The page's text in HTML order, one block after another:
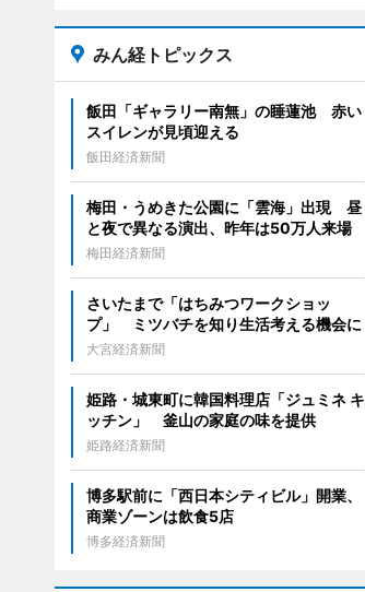
みん経トピックス
飯田「ギャラリー南無」の睡蓮池 赤い
スイレンが見頃迎える
飯田経済新聞
梅田・うめきた公園に「雲海」出現 昼
と夜で異なる演出、昨年は50万人来場
梅田経済新聞
さいたまで「はちみつワークショッ
プ」 ミツバチを知り生活考える機会に
大宮経済新聞
姫路・城東町に韓国料理店「ジュミネ キ
ッチン」 釜山の家庭の味を提供
姫路経済新聞
博多駅前に「西日本シティビル」開業、
商業ゾーンは飲食5店
博多経済新聞